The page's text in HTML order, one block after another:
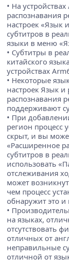
• На
распознавания
настроек «Язык
субтитров в
языки в меню
• Субтитры в
китайского
устройствах
• Некоторые
настроек Язык и
распознавания
поддерживают
• При
регион процесс
скрыт, и вы
«Расширенное
субтитров в
использовать
отслеживания
может
чем процесс
обнаружит это
•
на языках,
отсутствовать
отличных от
неправильные
отличной от